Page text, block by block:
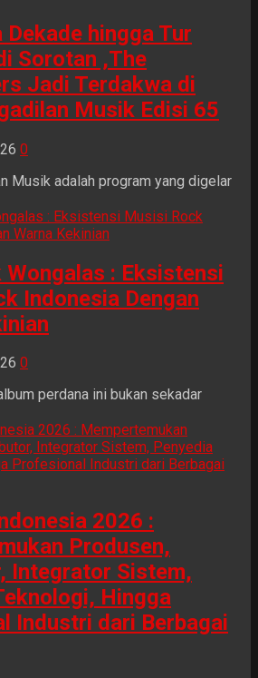
Dekade hingga Tur
Sorotan ,The
Jadi Terdakwa di
Musik Edisi 65
0
Musik adalah program yang digelar
Wongalas : Eksistensi
Indonesia Dengan
0
perdana ini bukan sekadar
2026 :
Produsen,
Integrator Sistem,
Hingga
Industri dari Berbagai